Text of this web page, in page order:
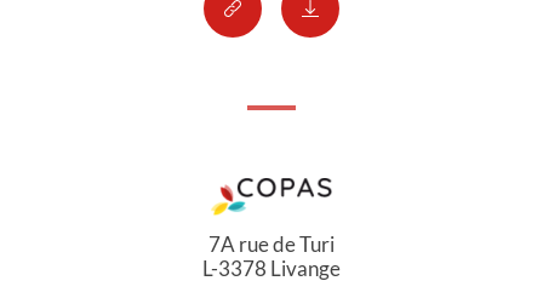
7A rue de Turi
L-3378 Livange